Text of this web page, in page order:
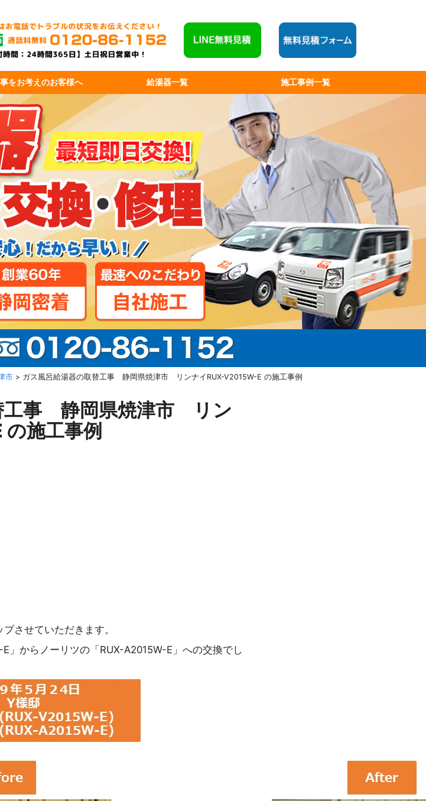
をお考えのお客様へ 給湯器一覧 施工事例一覧
市 > ガス風呂給湯器の取替工事 静岡県焼津市 リンナイRUX-V2015W-E の施工事例
工事 静岡県焼津市 リン
施工事例
させていただきます。
」からノーリツの「RUX-A2015W-E」への交換でし